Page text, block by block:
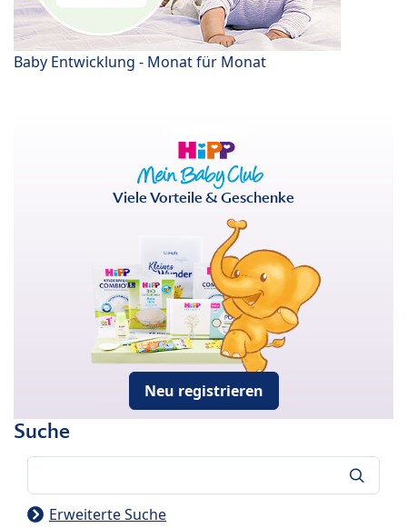
Baby Entwicklung - Monat für Monat
Viele Vorteile & Geschenke
Neu registrieren
Suche
Erweiterte Suche